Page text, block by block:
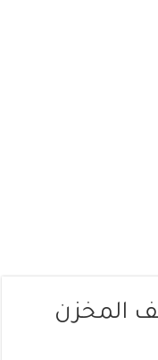
المخزن